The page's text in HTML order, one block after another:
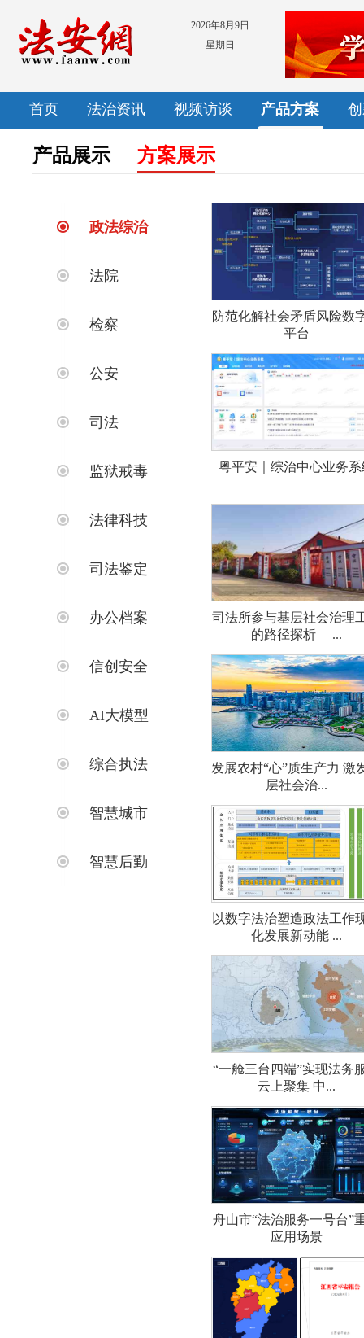
2026年8月9日
星期日
首页 法治资讯 视频访谈 产品方案
产品展示 方案展示
政法综治
法院
检察
公安
司法
监狱戒毒
法律科技
司法鉴定
办公档案
信创安全
AI大模型
综合执法
智慧城市
智慧后勤
防范化解社会矛盾风险数
平台
粤平安｜综治中心业务系
司法所参与基层社会治理
的路径探析 —...
发展农村“心”质生产力 激
层社会治...
以数字法治塑造政法工作
化发展新动能 ...
“一舱三台四端”实现法务
云上聚集 中...
舟山市“法治服务一号台”
应用场景